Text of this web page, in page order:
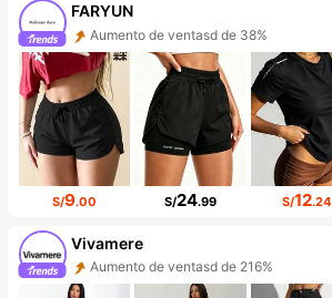
FARYUN
Aumento de ventasd de 38%
Incremento de seguidores de 428%
S/9.00 S/24.99 S/12.24
Vivamere
Aumento de ventasd de 216%
Incremento de seguidores de 594%